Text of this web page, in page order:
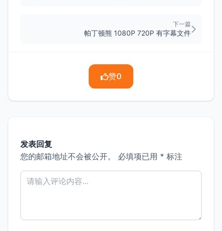
下一篇
帕丁顿熊 1080P 720P 有字幕文件
赞0
发表回复
您的邮箱地址不会被公开。
必填项已用 * 标注